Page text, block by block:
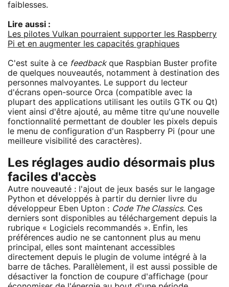
faiblesses.
Lire aussi :
Les pilotes Vulkan pourraient supporter les Raspberry
Pi et en augmenter les capacités graphiques
C'est suite à ce feedbackque Raspbian Buster profite
de quelques nouveautés, notamment à destination des
personnes malvoyantes. Le support du lecteur
d'écrans open-source Orca (compatible avec la
plupart des applications utilisant les outils GTK ou Qt)
vient ainsi d'être ajouté, au même titre qu'une nouvelle
fonctionnalité permettant de doubler les pixels depuis
le menu de configuration d'un Raspberry Pi (pour une
meilleure visibilité des caractères).
Les réglages audio désormais plus
faciles d'accès
Autre nouveauté : l'ajout de jeux basés sur le langage
Python et développés à partir du dernier livre du
développeur Eben Upton : Code The Classics. Ces
derniers sont disponibles au téléchargement depuis la
rubrique « Logiciels recommandés ». Enfin, les
préférences audio ne se cantonnent plus au menu
principal, elles sont maintenant accessibles
directement depuis le plugin de volume intégré à la
barre de tâches. Parallèlement, il est aussi possible de
désactiver la fonction de coupure d'affichage (pour